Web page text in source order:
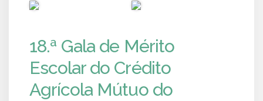
18.ª Gala de Mérito
Escolar do Crédito
Agrícola Mútuo do